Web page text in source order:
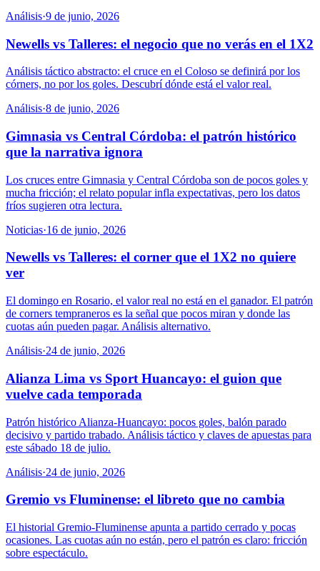
Análisis·9 de junio, 2026
Newells vs Talleres: el negocio que no verás en el 1X2
Análisis táctico abstracto: el cruce en el Coloso se definirá por los
córners, no por los goles. Descubrí dónde está el valor real.
Análisis·8 de junio, 2026
Gimnasia vs Central Córdoba: el patrón histórico
que la narrativa ignora
Los cruces entre Gimnasia y Central Córdoba son de pocos goles y
mucha fricción; el relato popular infla expectativas, pero los datos
fríos sugieren otra lectura.
Noticias·16 de junio, 2026
Newells vs Talleres: el corner que el 1X2 no quiere
ver
El domingo en Rosario, el valor real no está en el ganador. El patrón
de corners tempraneros es la señal que pocos miran y donde las
cuotas aún pueden pagar. Análisis alternativo.
Análisis·24 de junio, 2026
Alianza Lima vs Sport Huancayo: el guion que
vuelve cada temporada
Patrón histórico Alianza-Huancayo: pocos goles, balón parado
decisivo y partido trabado. Análisis táctico y claves de apuestas para
este sábado 18 de julio.
Análisis·24 de junio, 2026
Gremio vs Fluminense: el libreto que no cambia
El historial Gremio-Fluminense apunta a partido cerrado y pocas
ocasiones. Las cuotas aún no están, pero el patrón es claro: fricción
sobre espectáculo.